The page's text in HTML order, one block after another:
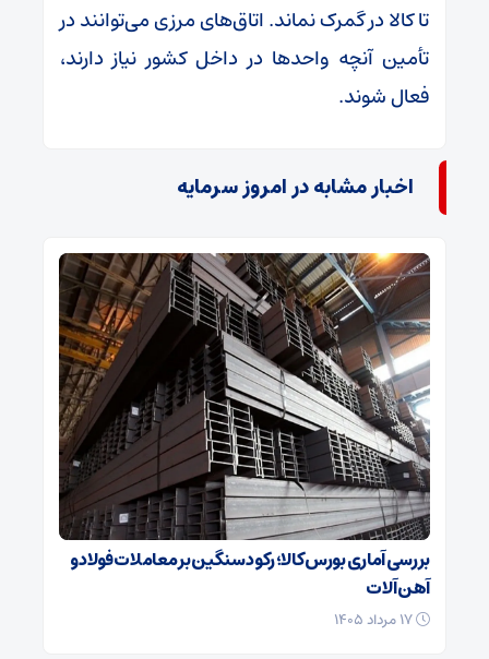
تا کالا در گمرک نماند. اتاق‌های مرزی می‌توانند در
تأمین آنچه واحد‌ها در داخل کشور نیاز دارند،
فعال شوند.
اخبار مشابه در امروز سرمایه
بررسی آماری بورس کالا؛ رکود سنگین بر معاملات فولاد و
آهن آلات